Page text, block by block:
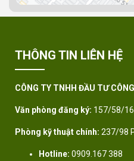
THÔNG TIN LIÊN HỆ
CÔNG TY TNHH ĐẦU TƯ
Văn phòng đăng ký: 157/58/16
Phòng kỹ thuật chính: 237/98
Hotline: 0909.167 388